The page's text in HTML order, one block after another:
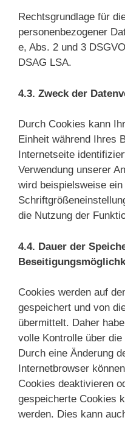
Rechtsgrundlage für
personenbezogener
e, Abs. 2 und 3
DSAG LSA.
4.3. Zweck der
Durch Cookies kann
Einheit während Ihres
Internetseite
Verwendung unserer
wird beispielsweise
die Nutzung der
4.4. Dauer der
Cookies werden auf
gespeichert und von
übermittelt. Daher
volle Kontrolle über
Durch eine Änderung
Internetbrowser
Cookies deaktivieren
gespeicherte Cookies
werden. Dies kann